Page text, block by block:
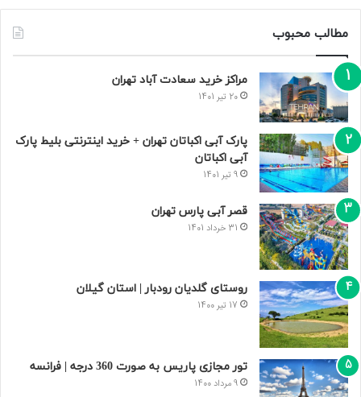
مطالب محبوب
مراکز خرید سعادت‌ آباد تهران
20 تیر 1401
پارک آبی اکباتان تهران + خرید اینترنتی بلیط پارک
آبی اکباتان
9 تیر 1401
قصر آبی پارس تهران
31 خرداد 1401
روستای گلدیان رودبار | استان گیلان
17 تیر 1400
تور مجازی پاریس به صورت 360 درجه | فرانسه
9 مرداد 1400